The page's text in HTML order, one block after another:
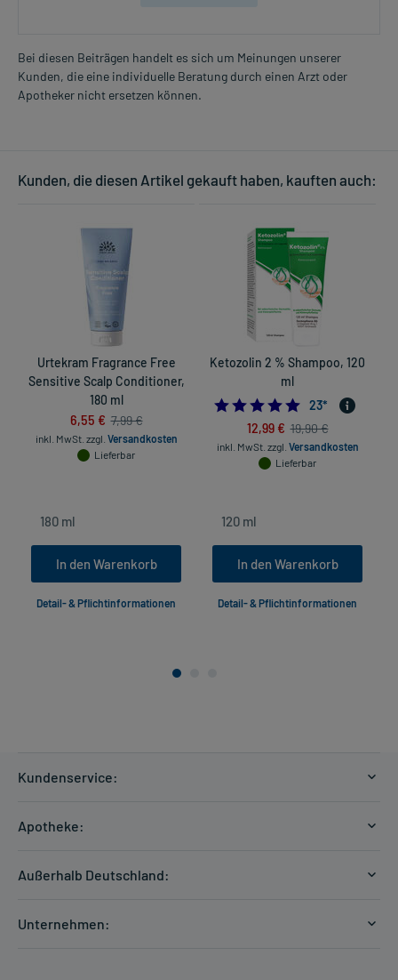
Bei diesen Beiträgen handelt es sich um Meinungen unserer
Kunden, die eine individuelle Beratung durch einen Arzt oder
Apotheker nicht ersetzen können.
Kunden, die diesen Artikel gekauft haben, kauften auch:
Urtekram Fragrance Free
Sensitive Scalp Conditioner,
180 ml
6,55 € 7,99 €
inkl. MwSt. zzgl. Versandkosten
Lieferbar
In den Warenkorb
Detail- & Pflichtinformationen
Ketozolin 2 % Shampoo, 120
ml
23*
12,99 € 19,90 €
inkl. MwSt. zzgl. Versandkosten
Lieferbar
In den Warenkorb
Detail- & Pflichtinformationen
Kundenservice:
Hilfe
Apotheke:
Außerhalb Deutschland:
Unternehmen: